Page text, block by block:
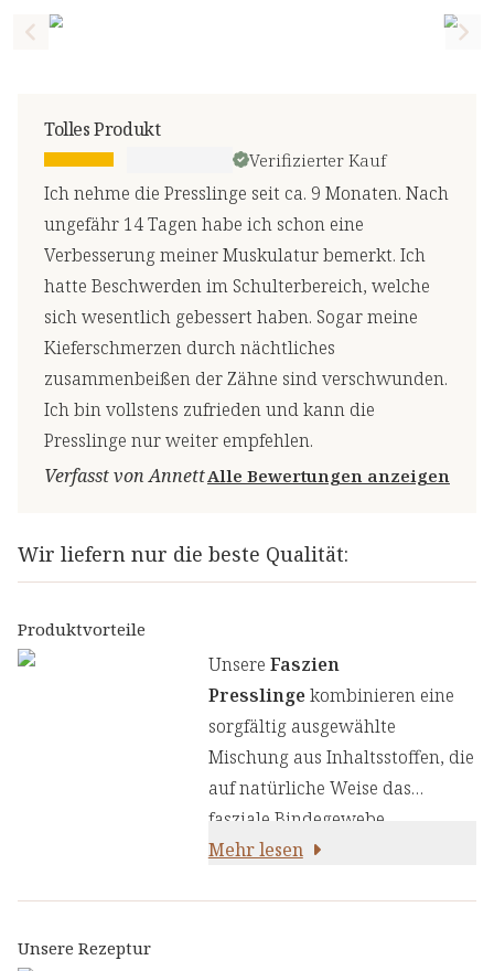
Previous slide
Tolles Produkt
Verifizierter Kauf
Ich nehme die Presslinge seit ca. 9 Monaten. Nach
ungefähr 14 Tagen habe ich schon eine
Verbesserung meiner Muskulatur bemerkt. Ich
hatte Beschwerden im Schulterbereich, welche
sich wesentlich gebessert haben. Sogar meine
Kieferschmerzen durch nächtliches
zusammenbeißen der Zähne sind verschwunden.
Ich bin vollstens zufrieden und kann die
Presslinge nur weiter empfehlen.
Verfasst von AnnettAlle Bewertungen anzeigen
Wir liefern nur die beste Qualität:
Produktvorteile
Unsere Faszien
Presslingekombinieren eine
sorgfältig ausgewählte
Mischung aus Inhaltsstoffen, die
auf natürliche Weise das
fasziale Bindegewebe
unterstützen:
Mehr lesen
Unsere Rezeptur